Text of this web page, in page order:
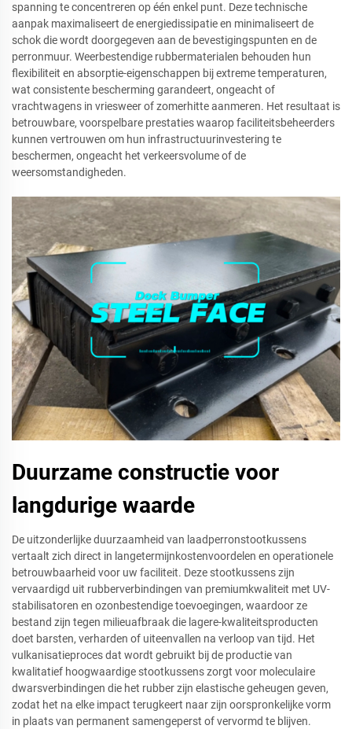
spanning te concentreren op één enkel punt. Deze technische
aanpak maximaliseert de energiedissipatie en minimaliseert de
schok die wordt doorgegeven aan de bevestigingspunten en de
perronmuur. Weerbestendige rubbermaterialen behouden hun
flexibiliteit en absorptie-eigenschappen bij extreme temperaturen,
wat consistente bescherming garandeert, ongeacht of
vrachtwagens in vriesweer of zomerhitte aanmeren. Het resultaat is
betrouwbare, voorspelbare prestaties waarop faciliteitsbeheerders
kunnen vertrouwen om hun infrastructuurinvestering te
beschermen, ongeacht het verkeersvolume of de
weersomstandigheden.
Duurzame constructie voor
langdurige waarde
De uitzonderlijke duurzaamheid van laadperronstootkussens
vertaalt zich direct in langetermijnkostenvoordelen en operationele
betrouwbaarheid voor uw faciliteit. Deze stootkussens zijn
vervaardigd uit rubberverbindingen van premiumkwaliteit met UV-
stabilisatoren en ozonbestendige toevoegingen, waardoor ze
bestand zijn tegen milieuafbraak die lagere-kwaliteitsproducten
doet barsten, verharden of uiteenvallen na verloop van tijd. Het
vulkanisatieproces dat wordt gebruikt bij de productie van
kwalitatief hoogwaardige stootkussens zorgt voor moleculaire
dwarsverbindingen die het rubber zijn elastische geheugen geven,
zodat het na elke impact terugkeert naar zijn oorspronkelijke vorm
in plaats van permanent samengeperst of vervormd te blijven.